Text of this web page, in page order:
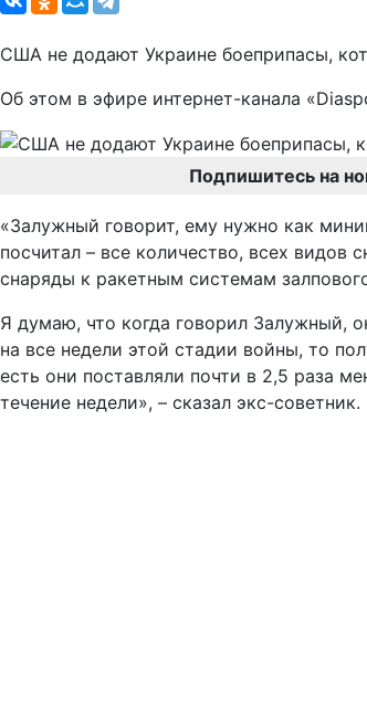
США не додают Украине боеприпасы,
Об этом в эфире интернет-канала
Подпишитесь на
«Залужный говорит, ему нужно как
посчитал – все количество, всех
снаряды к ракетным системам
Я думаю, что когда говорил Залужный,
на все недели этой стадии войны, то
есть они поставляли почти в 2,5 раза
течение недели», – сказал экс-советник.